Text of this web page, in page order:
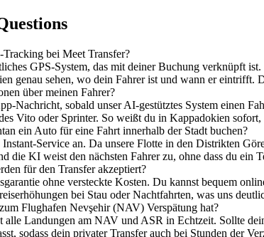
bei Meet Transfer?
GPS-System, das mit deiner Buchung verknüpft
genau sehen, wo dein Fahrer ist und wann er eintrifft.
über meinen Fahrer?
Nachricht, sobald unser AI-gestütztes System einen
Vito oder Sprinter. So weißt du in Kappadokien
ein Auto für eine Fahrt innerhalb der Stadt buchen?
Service an. Da unsere Flotte in den Distrikten
die KI weist den nächsten Fahrer zu, ohne dass du ein
für den Transfer akzeptiert?
ohne versteckte Kosten. Du kannst bequem
bei Stau oder Nachtfahrten, was uns
Flughafen Nevşehir (NAV) Verspätung hat?
alle Landungen am NAV und ASR in Echtzeit. Sollte
sodass dein privater Transfer auch bei Stunden der